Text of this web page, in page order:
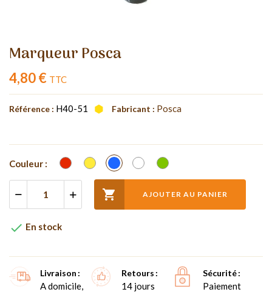
Marqueur Posca
4,80 € TTC
Référence : H40-51 Fabricant : Posca
Couleur : RougeJauneBleu Blanc Vert
 AJOUTER AU PANIER
 En stock
Livraison
A domicile,
Retours
14 jours
Sécurité
Paiement